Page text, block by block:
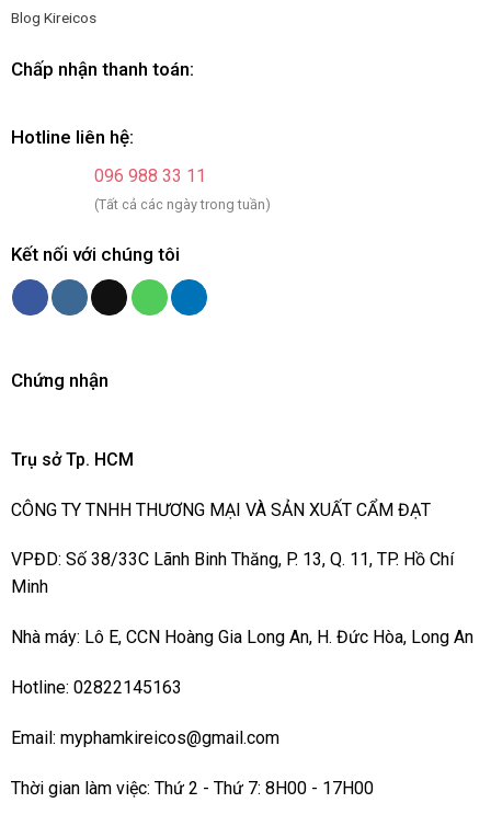
Blog Kireicos
Chấp nhận thanh toán:
Hotline liên hệ:
096 988 33 11
(Tất cả các ngày trong tuần)
Kết nối với chúng tôi
Chứng nhận
Trụ sở Tp. HCM
CÔNG TY TNHH THƯƠNG MẠI VÀ SẢN XUẤT CẨM ĐẠT
VPĐD: Số 38/33C Lãnh Binh Thăng, P. 13, Q. 11, TP. Hồ Chí
Minh
Nhà máy: Lô E, CCN Hoàng Gia Long An, H. Đức Hòa, Long An
Hotline: 02822145163
Email: myphamkireicos@gmail.com
Thời gian làm việc: Thứ 2 - Thứ 7: 8H00 - 17H00